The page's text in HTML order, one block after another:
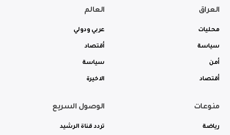
العراق
محليات
سياسة
أمن
أقتصاد
العالم
عربي ودولي
أقتصاد
سياسة
الاخيرة
منوعات
رياضة
الوصول السريع
تردد قناة الرشيد